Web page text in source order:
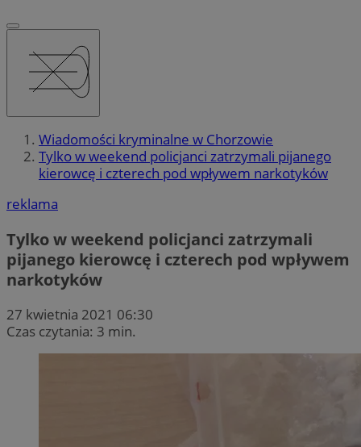
Wiadomości kryminalne w Chorzowie
Tylko w weekend policjanci zatrzymali pijanego
kierowcę i czterech pod wpływem narkotyków
reklama
Tylko w weekend policjanci zatrzymali
pijanego kierowcę i czterech pod wpływem
narkotyków
27 kwietnia 2021 06:30
Czas czytania: 3 min.